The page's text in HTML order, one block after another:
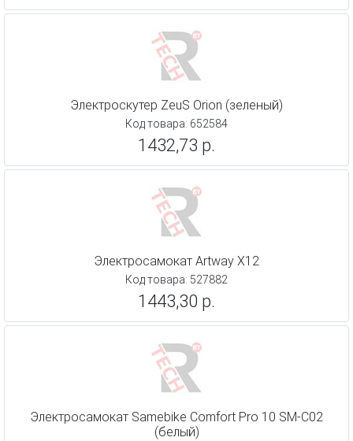
Электроскутер ZeuS Orion (зеленый)
Код товара: 652584
1432,73 р.
Электросамокат Artway X12
Код товара: 527882
1443,30 р.
Электросамокат Samebike Comfort Pro 10 SМ-C02
(белый)